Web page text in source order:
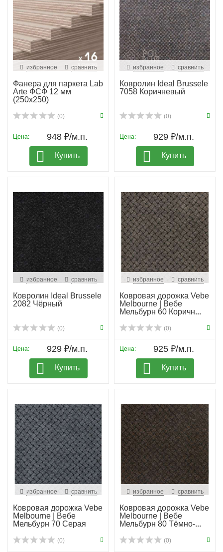
избранное сравнить
Фанера для паркета Lab
Arte ФСФ 12 мм
(250х250)
(0)
Цена: 948 ₽/м.п.
Купить
избранное сравнить
Ковролин Ideal Brussele
7058 Коричневый
(0)
Цена: 929 ₽/м.п.
Купить
избранное сравнить
Ковролин Ideal Brussele
2082 Чёрный
(0)
Цена: 929 ₽/м.п.
Купить
избранное сравнить
Ковровая дорожка Vebe
Melbourne | Вебе
Мельбурн 60 Коричн...
(0)
Цена: 925 ₽/м.п.
Купить
избранное сравнить
Ковровая дорожка Vebe
Melbourne | Вебе
Мельбурн 70 Серая
(0)
избранное сравнить
Ковровая дорожка Vebe
Melbourne | Вебе
Мельбурн 80 Тёмно-...
(0)